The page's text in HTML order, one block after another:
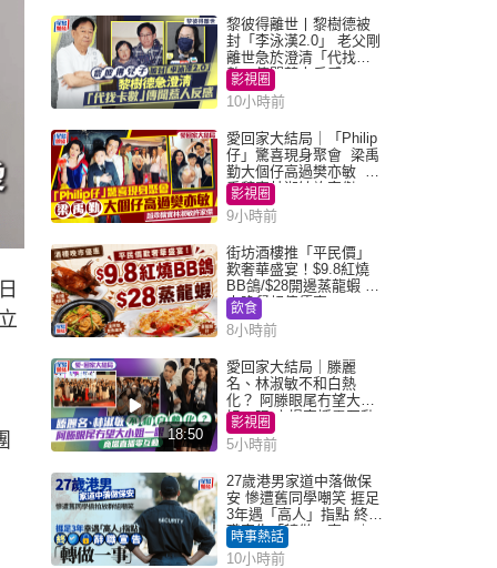
黎彼得離世丨黎樹德被
封「李泳漢2.0」 老父剛
離世急於澄清「代找卡
數」傳聞惹人反感
影視圈
10小時前
愛回家大結局｜「Philip
仔」驚喜現身聚會 梁禹
勤大個仔高過樊亦敏 超
乖黐實林淑敏許家傑
影視圈
9小時前
街坊酒樓推「平民價」
歎奢華盛宴！$9.8紅燒
BB鴿/$28開邊蒸龍蝦 3
大晚餐超值優惠
飲食
8小時前
18:50
愛回家大結局｜滕麗
名、林淑敏不和白熱
化？ 阿滕眼尾冇望大小
姐一眼 商場直播零互動
影視圈
5小時前
27歲港男家道中落做保
安 慘遭舊同學嘲笑 捱足
3年遇「高人」指點 終辭
職宣告「轉做一事」｜
Juicy叮
時事熱話
10小時前